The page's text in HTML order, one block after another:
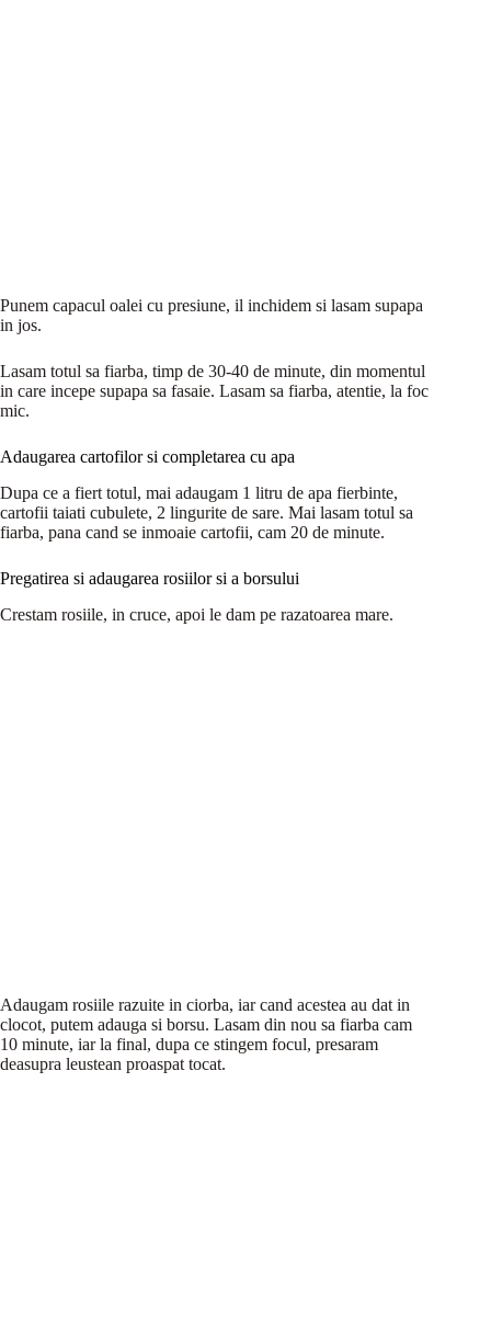
Punem capacul oalei cu presiune, il inchidem si lasam supapa
in jos.
Lasam totul sa fiarba, timp de 30-40 de minute, din momentul
in care incepe supapa sa fasaie. Lasam sa fiarba, atentie, la foc
mic.
Adaugarea cartofilor si completarea cu apa
Dupa ce a fiert totul, mai adaugam 1 litru de apa fierbinte,
cartofii taiati cubulete, 2 lingurite de sare. Mai lasam totul sa
fiarba, pana cand se inmoaie cartofii, cam 20 de minute.
Pregatirea si adaugarea rosiilor si a borsului
Crestam rosiile, in cruce, apoi le dam pe razatoarea mare.
Adaugam rosiile razuite in ciorba, iar cand acestea au dat in
clocot, putem adauga si borsu. Lasam din nou sa fiarba cam
10 minute, iar la final, dupa ce stingem focul, presaram
deasupra leustean proaspat tocat.